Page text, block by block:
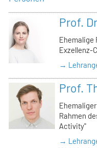
Prof.
Ehemalige
Exzellenz-
→
Prof.
Rahmen
Activity"
→